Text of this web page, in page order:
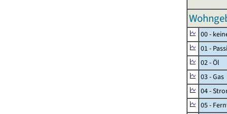
00 -
01 -
02 - Öl
03 - Gas
04 -
05 -